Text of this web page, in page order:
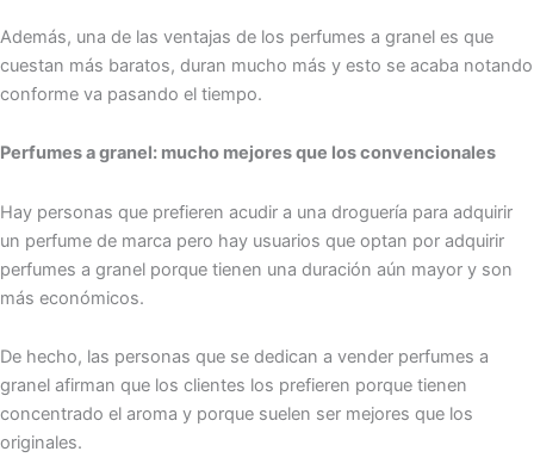
Además, una de las ventajas de los perfumes a granel es que
cuestan más baratos, duran mucho más y esto se acaba notando
conforme va pasando el tiempo.
Perfumes a granel: mucho mejores que los convencionales
Hay personas que prefieren acudir a una droguería para adquirir
un perfume de marca pero hay usuarios que optan por adquirir
perfumes a granel porque tienen una duración aún mayor y son
más económicos.
De hecho, las personas que se dedican a vender perfumes a
granel afirman que los clientes los prefieren porque tienen
concentrado el aroma y porque suelen ser mejores que los
originales.